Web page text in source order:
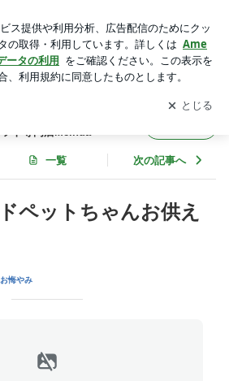
ー・フラワーギフト専門店Meihua
て ブログの更新通知
を受け取りまし
開く
フト専門店Meihua
一覧 次の記事へ
ペットちゃんお供え
悔やみ